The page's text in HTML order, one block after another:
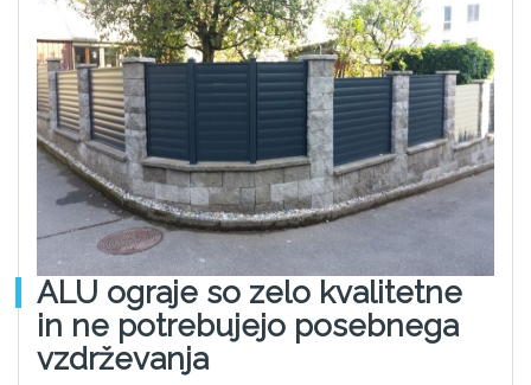
ALU ograje so zelo kvalitetne
in ne potrebujejo posebnega
vzdrževanja